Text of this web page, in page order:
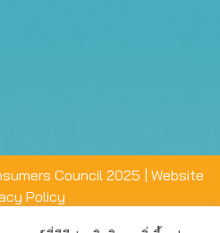
Council 2025 | Website
Policy